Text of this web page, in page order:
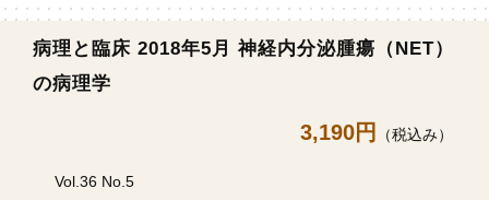
病理と臨床 2018年5月 神経内分泌腫瘍（NET）
の病理学
3,190円 （税込み）
Vol.36 No.5